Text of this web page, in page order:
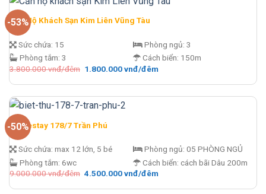
-53%
Căn Hộ Khách Sạn Kim Liên Vũng Tàu
Sức chứa: 15
Phòng tắm: 3
Phòng ngủ: 3
Cách biển: 150m
3.800.000vnđ/đêm Giá
là:
đêm.
1.800.000vnđ/đêmGiá
tại
1.800.000 vnđ/
-50%
Homestay 178/7 Trần Phú
Sức chứa: max 12 lớn, 5 bé
Phòng tắm: 6wc
Phòng ngủ: 05 PHÒNG NGỦ
Cách biển: cách bãi Dâu 200m
9.000.000vnđ/đêm Giá
là:
4.500.000vnđ/đêmGiá
tại